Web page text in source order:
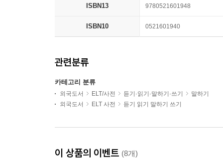
ISBN13 9780521601948
ISBN10 0521601940
관련분류
카테고리 분류
외국도서 ELT/사전 듣기·읽기·말하기·쓰기
말하기
외국도서
ELT 사전 듣기 읽기 말하기 쓰기
이 상품의 이벤트 (8개)